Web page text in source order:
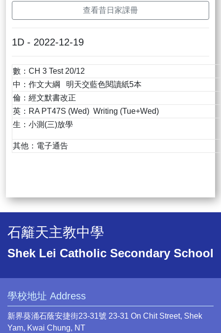
查看昔日家課冊
1D - 2022-12-19
數：CH 3 Test 20/12
中：作文大綱 明天交藍色閱讀紙5本
倫：經文默書改正
英：RA PT47S (Wed) Writing (Tue+Wed)
生：小測(三)放學
其他：電子通告
石籬天主教中學
Shek Lei Catholic Secondary School
學校地址 Address
新界葵涌石蔭安捷街23-31號 23-31 On Chit Street, Shek
Yam, Kwai Chung, NT